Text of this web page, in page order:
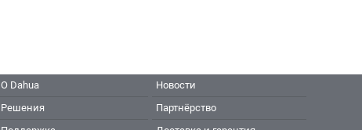
О Dahua
Решения
Новости
Партнёрство